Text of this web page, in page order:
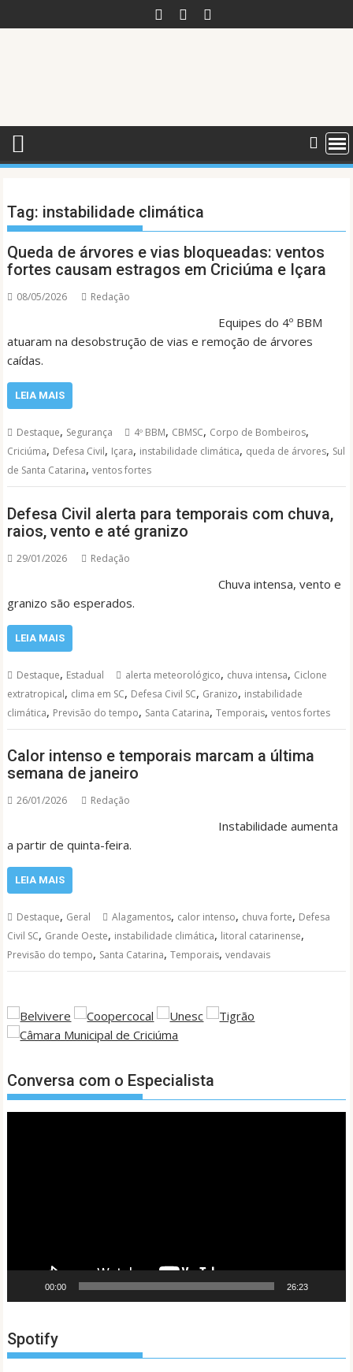
to
Tag: instabilidade climática
Queda de árvores e vias bloqueadas: ventos
fortes causam estragos em Criciúma e Içara
08/05/2026 Redação
Equipes do 4º BBM
atuaram na desobstrução de vias e remoção de árvores
caídas.
LEIA MAIS
Destaque, Segurança 4º BBM, CBMSC, Corpo de Bombeiros,
Criciúma, Defesa Civil, Içara, instabilidade climática, queda de árvores, Sul
de Santa Catarina,ventos fortes
Defesa Civil alerta para temporais com chuva,
raios, vento e até granizo
29/01/2026 Redação
Chuva intensa, vento e
granizo são esperados.
LEIA MAIS
Destaque, Estadual alerta meteorológico, chuva intensa, Ciclone
extratropical, clima em SC, Defesa Civil SC, Granizo, instabilidade
climática, Previsão do tempo, Santa Catarina,Temporais,ventos fortes
Calor intenso e temporais marcam a última
semana de janeiro
26/01/2026 Redação
Instabilidade aumenta
a partir de quinta-feira.
LEIA MAIS
Destaque, Geral Alagamentos, calor intenso, chuva forte, Defesa
Civil SC, Grande Oeste, instabilidade climática, litoral catarinense,
Previsão do tempo, Santa Catarina,Temporais,vendavais
Conversa com o Especialista
00:00 26:23
Spotify